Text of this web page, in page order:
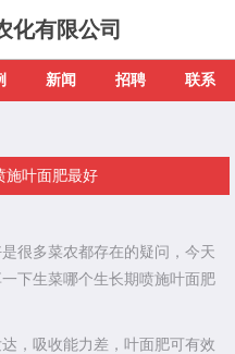
化有限公司
新闻 招聘 联系
施叶面肥最好
很多菜农都存在的疑问，今天
下生菜哪个生长期喷施叶面肥
，吸收能力差，叶面肥可有效